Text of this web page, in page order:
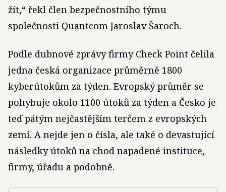
žít,“ řekl člen bezpečnostního týmu
společnosti Quantcom Jaroslav Šaroch.
Podle dubnové zprávy firmy Check Point čelila
jedna česká organizace průměrně 1800
kyberútokům za týden. Evropský průměr se
pohybuje okolo 1100 útoků za týden a Česko je
teď pátým nejčastějším terčem z evropských
zemí. A nejde jen o čísla, ale také o devastující
následky útoků na chod napadené instituce,
firmy, úřadu a podobně.